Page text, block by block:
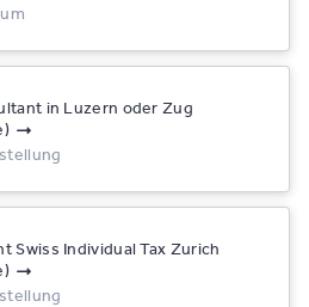
in Luzern oder Zug
Swiss Individual Tax Zurich